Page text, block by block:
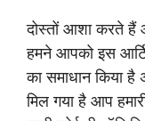
दोस्तों आशा करते हैं
हमने आपको इस
का समाधान किया
मिल गया है आप